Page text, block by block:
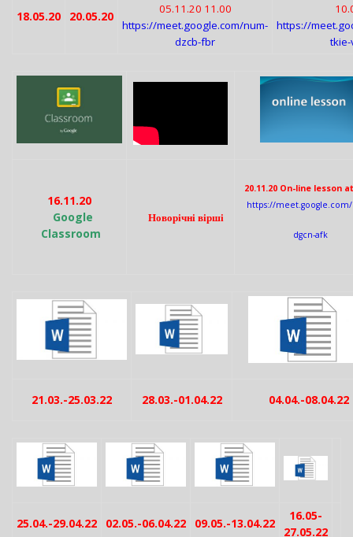
18.05.20 20.05.20
05.11.20 11.00
https://meet.google.com/num-
dzcb-fbr
https://
tkie-
16.11.20
Google
Classroom
Новорічні вірші
20.11.20 On-line lesson
https://
dgcn-afk
21.03.-25.03.22 28.03.-01.04.22 04.04.-08.04.22
25.04.-29.04.22 02.05.-06.04.22 09.05.-13.04.22
16.05-
27.05.22